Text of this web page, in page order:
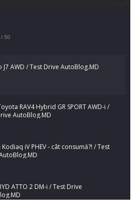
/ 50
J7 AWD / Test Drive AutoBlog.MD
RAV4 Hybrid GR SPORT AWD-i /
AutoBlog.MD
iV PHEV - cât consumă?! / Test
ATTO 2 DM-i / Test Drive